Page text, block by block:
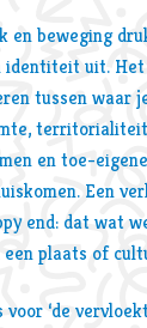
en beweging
identiteit uit. Het
tussen waar
en toe-
Een
end: dat wat
plaats of
voor ‘de